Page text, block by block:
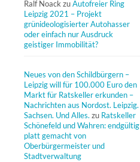
Ralf Noack zuAutofreier Ring
Leipzig 2021 – Projekt
grünideologisierter Autohasser
oder einfach nur Ausdruck
geistiger Immobilität?
Neues von den Schildbürgern –
Leipzig will für 100.000 Euro den
Markt für Ratskeller erkunden –
Nachrichten aus Nordost. Leipzig.
Sachsen. Und Alles. zu Ratskeller
Schönefeld und Wahren: endgültig
platt gemacht von
Oberbürgermeister und
Stadtverwaltung